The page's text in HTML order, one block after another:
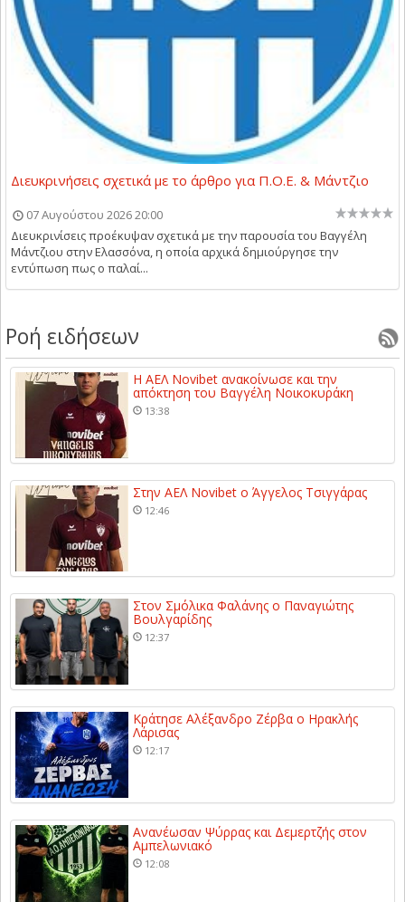
Διευκρινήσεις σχετικά με το άρθρο για Π.Ο.Ε. & Μάντζιο
07 Αυγούστου 2026 20:00
Διευκρινίσεις προέκυψαν σχετικά με την παρουσία του Βαγγέλη
Μάντζιου στην Ελασσόνα, η οποία αρχικά δημιούργησε την
εντύπωση πως ο παλαί...
Ροή ειδήσεων
Η ΑΕΛ Novibet ανακοίνωσε και την
απόκτηση του Βαγγέλη Νοικοκυράκη
13:38
Στην ΑΕΛ Novibet ο Άγγελος Τσιγγάρας
12:46
Στον Σμόλικα Φαλάνης ο Παναγιώτης
Βουλγαρίδης
12:37
Κράτησε Αλέξανδρο Ζέρβα ο Ηρακλής
Λάρισας
12:17
Ανανέωσαν Ψύρρας και Δεμερτζής στον
Αμπελωνιακό
12:08